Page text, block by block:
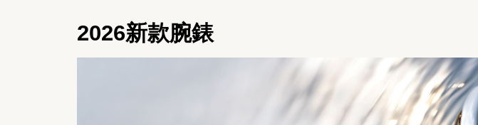
2026新款腕錶